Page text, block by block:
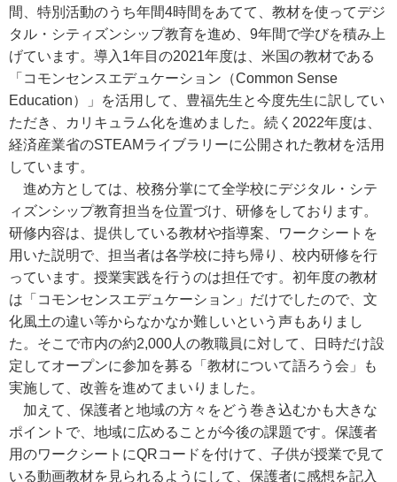
間、特別活動のうち年間4時間をあてて、教材を使ってデジ
タル・シティズンシップ教育を進め、9年間で学びを積み上
げています。導入1年目の2021年度は、米国の教材である
「コモンセンスエデュケーション（Common Sense
Education）」を活用して、豊福先生と今度先生に訳してい
ただき、カリキュラム化を進めました。続く2022年度は、
経済産業省のSTEAMライブラリーに公開された教材を活用
しています。
進め方としては、校務分掌にて全学校にデジタル・シテ
ィズンシップ教育担当を位置づけ、研修をしております。
研修内容は、提供している教材や指導案、ワークシートを
用いた説明で、担当者は各学校に持ち帰り、校内研修を行
っています。授業実践を行うのは担任です。初年度の教材
は「コモンセンスエデュケーション」だけでしたので、文
化風土の違い等からなかなか難しいという声もありまし
た。そこで市内の約2,000人の教職員に対して、日時だけ設
定してオープンに参加を募る「教材について語ろう会」も
実施して、改善を進めてまいりました。
加えて、保護者と地域の方々をどう巻き込むかも大きな
ポイントで、地域に広めることが今後の課題です。保護者
用のワークシートにQRコードを付けて、子供が授業で見て
いる動画教材を見られるようにして、保護者に感想を記入